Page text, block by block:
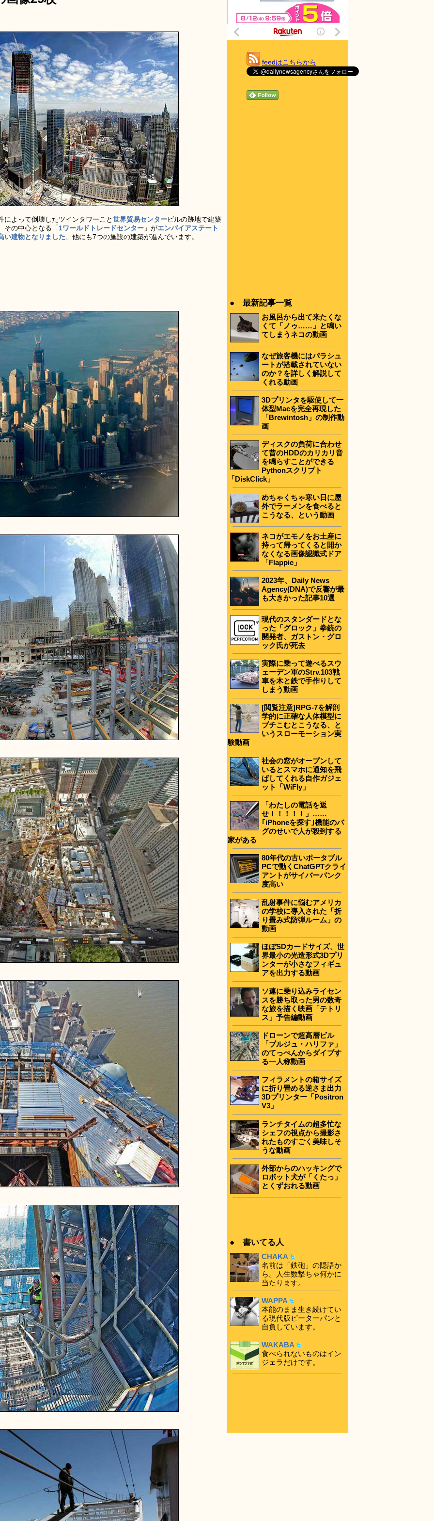
よって倒壊したツインタワーこと世界貿易センタービルの跡地で建築
その中心となる「1ワールドトレードセンター 」がエンパイアステート
い建物となりました 、他にも7つの施設の建築が進んでいます。
feedはこちらから
● 最新記事一覧
お風呂から出て来たくな
くて「ノゥ……」と鳴い
てしまうネコの動画
なぜ旅客機にはパラシュ
ートが搭載されていない
のか？を詳しく解説して
くれる動画
3Dプリンタを駆使して一
体型Macを完全再現した
「Brewintosh」の制作動
画
ディスクの負荷に合わせ
て昔のHDDのカリカリ音
を鳴らすことができる
Pythonスクリプト
「DiskClick」
めちゃくちゃ寒い日に屋
外でラーメンを食べると
こうなる、という動画
ネコがエモノをお土産に
持って帰ってくると開か
なくなる画像認識式ドア
「Flappie」
2023年、Daily News
Agency(DNA)で反響が最
も大きかった記事10選
現代のスタンダードとな
った「グロック」拳銃の
開発者、ガストン・グロ
ック氏が死去
実際に乗って遊べるスウ
ェーデン軍のStrv.103戦
車を木と鉄で手作りして
しまう動画
[閲覧注意]RPG-7を解剖
学的に正確な人体模型に
ブチこむとこうなる、と
いうスローモーション実
験動画
社会の窓がオープンして
いるとスマホに通知を飛
ばしてくれる自作ガジェ
ット「WiFly」
「わたしの電話を返
せ！！！！！」……
｢iPhoneを探す｣機能のバ
グのせいで人が殺到する
家がある
80年代の古いポータブル
PCで動くChatGPTクライ
アントがサイバーパンク
度高い
乱射事件に悩むアメリカ
の学校に導入された「折
り畳み式防弾ルーム」の
動画
ほぼSDカードサイズ、世
界最小の光造形式3Dプリ
ンターが小さなフィギュ
アを出力する動画
ソ連に乗り込みライセン
スを勝ち取った男の数奇
な旅を描く映画「テトリ
ス」予告編動画
ドローンで超高層ビル
「ブルジュ・ハリファ」
のてっぺんからダイブす
る一人称動画
フィラメントの箱サイズ
に折り畳める逆さま出力
3Dプリンター「Positron
V3」
ランチタイムの超多忙な
シェフの視点から撮影さ
れたものすごく美味しそ
うな動画
外部からのハッキングで
ロボット犬が「くたっ」
とくずおれる動画
● 書いてる人
CHAKA
名前は「鉄砲」の隠語か
ら。人生数撃ちゃ何かに
当たります。
WAPPA
本能のまま生き続けてい
る現代版ピーターパンと
自負しています。
WAKABA
食べられないものはイン
ジェラだけです。